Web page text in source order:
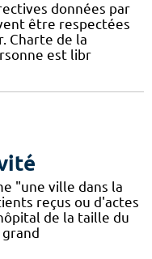
données par
être respectées
Charte de la
est libr
"une ville dans la
reçus ou d'actes
de la taille du